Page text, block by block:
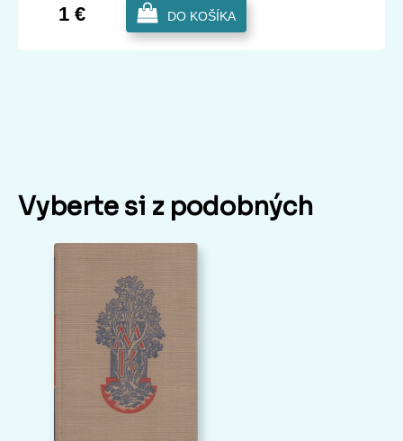
1 € DO KOŠÍKA
Vyberte si z podobných